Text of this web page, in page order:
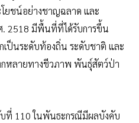
โยชน์อย่างชาญฉลาด และ
2518 มีพื้นที่ที่ได้รับการขึ้น
ป็นระดับท้องถิ่น ระดับชาติ และ
หลายทางชีวภาพ พันธุ์สัตว์ป่า
บที่ 110 ในพันธะกรณีมีผลบังคับ